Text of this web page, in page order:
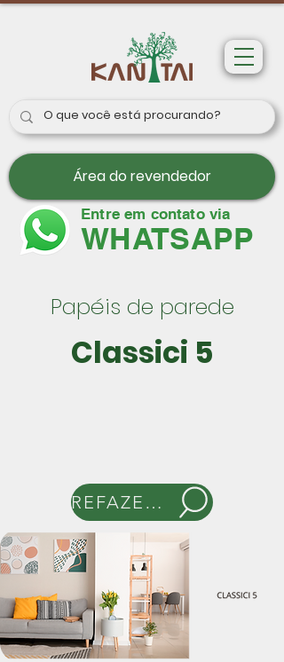
Área do revendedor
Entre em contato via
WHATSAPP
Papéis de parede
Classici 5
REFAZER BUSCA